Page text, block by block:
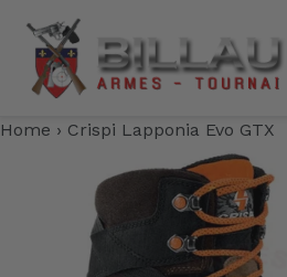
contenu
Home › Crispi Lapponia Evo GTX